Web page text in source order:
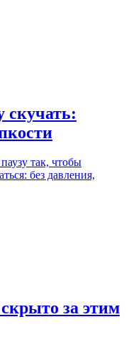
скучать:
так, чтобы
без давления,
за этим